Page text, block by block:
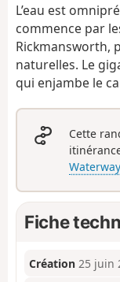
L’eau est
commence par
Rickmansworth,
naturelles. Le
qui enjambe le
Cette
Fiche
Création 25 juin